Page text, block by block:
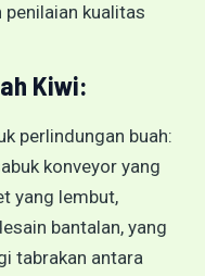
kualitas
Kiwi:
perlindungan buah:
konveyor yang
yang lembut,
bantalan, yang
tabrakan antara